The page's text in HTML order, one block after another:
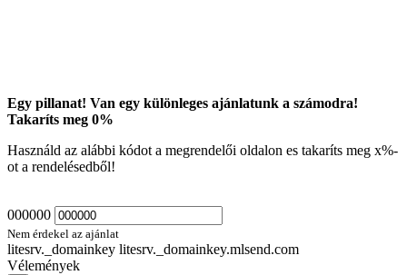
Egy pillanat! Van egy különleges ajánlatunk a számodra!
Takaríts meg 0%
Használd az alábbi kódot a megrendelői oldalon es takaríts meg x%-
ot a rendelésedből!
000000
Nem érdekel az ajánlat
litesrv._domainkey litesrv._domainkey.mlsend.com
Vélemények